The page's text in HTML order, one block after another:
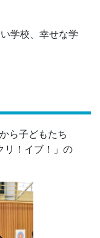
学校、幸せな学
ら子どもたち
リ！イブ！」の